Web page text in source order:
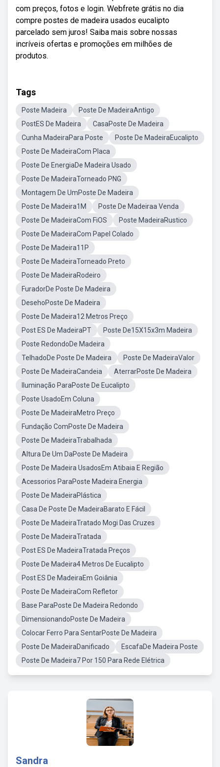
com preços, fotos e login. Webfrete grátis no dia
compre postes de madeira usados eucalipto
parcelado sem juros! Saiba mais sobre nossas
incríveis ofertas e promoções em milhões de
produtos.
Tags
Poste Madeira
Poste De MadeiraAntigo
PostES De Madeira
CasaPoste De Madeira
Cunha MadeiraPara Poste
Poste De MadeiraEucalipto
Poste De MadeiraCom Placa
Poste De EnergiaDe Madeira Usado
Poste De MadeiraTorneado PNG
Montagem De UmPoste De Madeira
Poste De Madeira1M
Poste De Madeiraa Venda
Poste De MadeiraCom FiOS
Poste MadeiraRustico
Poste De MadeiraCom Papel Colado
Poste De Madeira11P
Poste De MadeiraTorneado Preto
Poste De MadeiraRodeiro
FuradorDe Poste De Madeira
DesehoPoste De Madeira
Poste De Madeira12 Metros Preço
Post ES De MadeiraPT
Poste De15X15x3m Madeira
Poste RedondoDe Madeira
TelhadoDe Poste De Madeira
Poste De MadeiraValor
Poste De MadeiraCandeia
AterrarPoste De Madeira
Iluminação ParaPoste De Eucalipto
Poste UsadoEm Coluna
Poste De MadeiraMetro Preço
Fundação ComPoste De Madeira
Poste De MadeiraTrabalhada
Altura De Um DaPoste De Madeira
Poste De Madeira UsadosEm Atibaia E Região
Acessorios ParaPoste Madeira Energia
Poste De MadeiraPlástica
Casa De Poste De MadeiraBarato E Fácil
Poste De MadeiraTratado Mogi Das Cruzes
Poste De MadeiraTratada
Post ES De MadeiraTratada Preços
Poste De Madeira4 Metros De Eucalipto
Post ES De MadeiraEm Goiânia
Poste De MadeiraCom Refletor
Base ParaPoste De Madeira Redondo
DimensionandoPoste De Madeira
Colocar Ferro Para SentarPoste De Madeira
Poste De MadeiraDanificado
EscafaDe Madeira Poste
Poste De Madeira7 Por 150 Para Rede Elétrica
Sandra